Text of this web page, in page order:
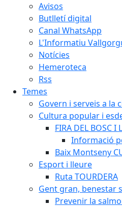
Avisos
Butlletí digital
Canal WhatsApp
L'Informatiu
Notícies
Hemeroteca
Rss
Temes
Govern i serveis a la
Cultura popular i
FIRA DEL BOSC I
Informació
Baix Montseny
Esport i lleure
Ruta TOURDERA
Gent gran, benestar
Prevenir la